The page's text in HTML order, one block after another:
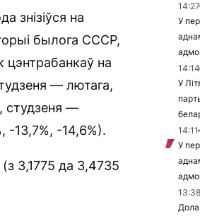
знізіўся на
былога СССР,
цэнтрабанкаў на
— лютага,
студзеня —
-13,7%, -14,6%).
3,1775 да 3,4735
14:27
У
14:14
У
14:11
У
13:38